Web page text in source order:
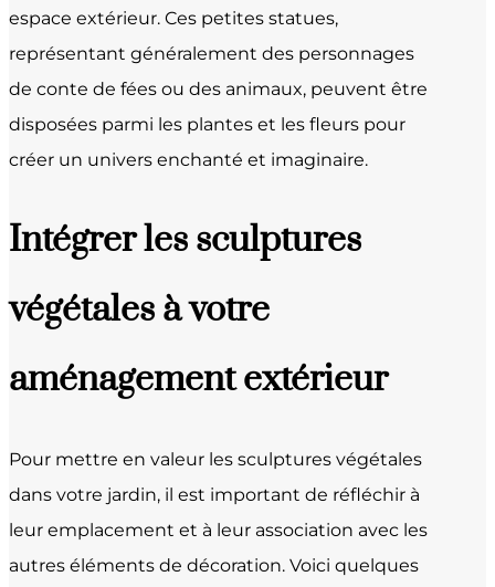
espace extérieur. Ces petites statues,
représentant généralement des personnages
de conte de fées ou des animaux, peuvent être
disposées parmi les plantes et les fleurs pour
créer un univers enchanté et imaginaire.
Intégrer les sculptures
végétales à votre
aménagement extérieur
Pour mettre en valeur les sculptures végétales
dans votre jardin, il est important de réfléchir à
leur emplacement et à leur association avec les
autres éléments de décoration. Voici quelques